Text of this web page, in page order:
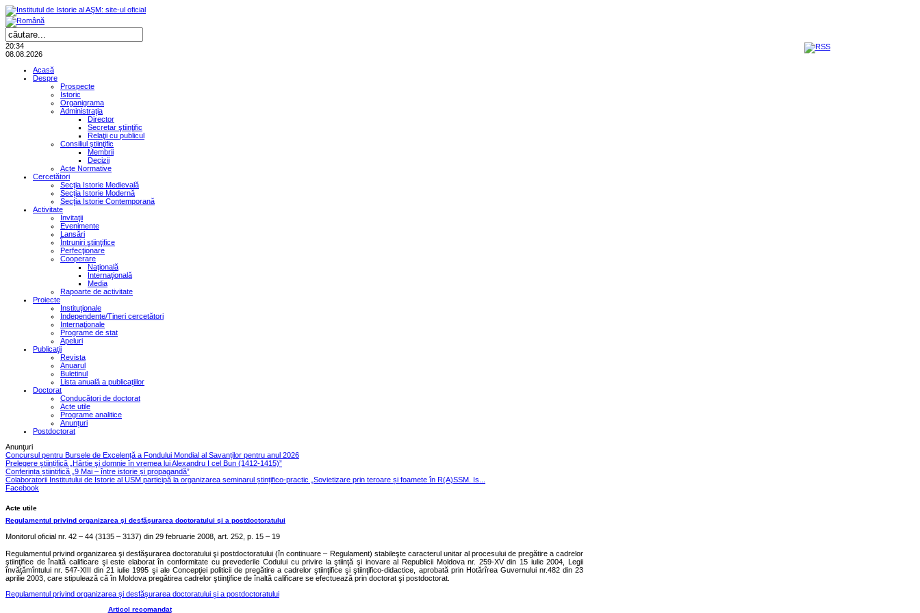
20:34
08.08.2026
Acasă
Despre
Prospecte
Istoric
Organigrama
Administraţia
Director
Secretar ştiinţific
Relaţii cu publicul
Consiliul ştiinţific
Membrii
Decizii
Acte Normative
Cercetători
Secţia Istorie Medievală
Secţia Istorie Modernă
Secţia Istorie Contemporană
Activitate
Invitaţii
Evenimente
Lansări
Întruniri ştiinţifice
Perfecţionare
Cooperare
Naţională
Internaţională
Media
Rapoarte de activitate
Proiecte
Instituţionale
Independente/Tineri cercetători
Internaţionale
Programe de stat
Apeluri
Publicaţii
Revista
Anuarul
Buletinul
Lista anuală a publicaţiilor
Doctorat
Conducători de doctorat
Acte utile
Programe analitice
Anunţuri
Postdoctorat
Anunţuri
Concursul pentru Bursele de Excelență a Fondului Mondial al Savanților pentru anul 2026
Prelegere științifică „Hârtie şi domnie în vremea lui Alexandru I cel Bun (1412-1415)”
Conferința științifică „9 Mai – între istorie și propagandă”
Colaboratorii Institutului de Istorie al USM participă la organizarea seminarul ștințifico-practic „Sovietizare prin teroare și foamete în R(A)SSM. Is...
Facebook
Acte utile
Regulamentul privind organizarea şi desfăşurarea doctoratului şi a postdoctoratului
Monitorul oficial nr. 42 – 44 (3135 – 3137) din 29 februarie 2008, art. 252, p. 15 – 19
Regulamentul privind organizarea şi desfăşurarea doctoratului şi postdoctoratului (în continuare – Regulament) stabileşte caracterul unitar al procesului de pregătire a cadrelor
ştiinţifice de înaltă calificare şi este elaborat în conformitate cu prevederile Codului cu privire la ştiinţă şi inovare al Republicii Moldova nr. 259-XV din 15 iulie 2004, Legii
învăţămîntului nr. 547-XIII din 21 iulie 1995 şi ale Concepţiei politicii de pregătire a cadrelor ştiinţifice şi ştiinţifico-didactice, aprobată prin Hotărîrea Guvernului nr.482 din 23
aprilie 2003, care stipulează că în Moldova pregătirea cadrelor ştiinţifice de înaltă calificare se efectuează prin doctorat şi postdoctorat.
Regulamentul privind organizarea şi desfăşurarea doctoratului şi a postdoctoratului
Articol recomandat